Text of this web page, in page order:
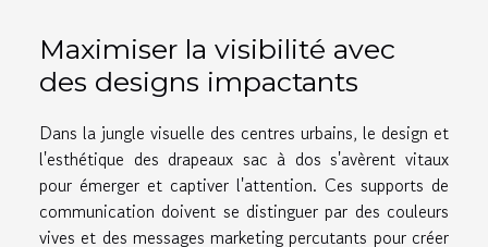
Maximiser la visibilité avec
des designs impactants
Dans la jungle visuelle des centres urbains, le design et
l'esthétique des drapeaux sac à dos s'avèrent vitaux
pour émerger et captiver l'attention. Ces supports de
communication doivent se distinguer par des couleurs
vives et des messages marketing percutants pour créer